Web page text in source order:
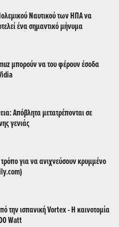
Ναυτικού των ΗΠΑ να
ένα σημαντικό μήνυμα
μπορούν να του φέρουν έσοδα
Απόβλητα μετατρέπονται σε
γενιάς
για να ανιχνεύσουν κρυμμένο
την ισπανική Vortex - Η καινοτομία
Watt